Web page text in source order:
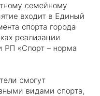
семейному
входит в Единый
спорта города
реализации
РП «Спорт – норма
смогут
видами спорта,